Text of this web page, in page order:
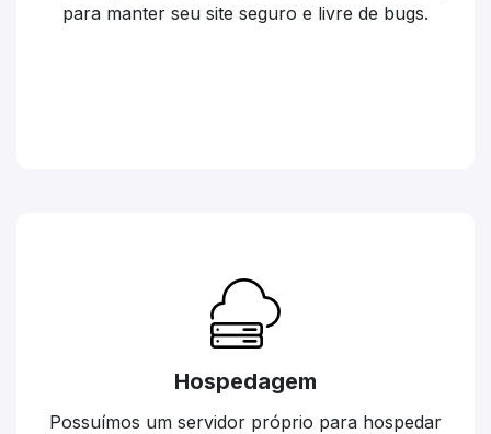
para manter seu site seguro e livre de bugs.
Hospedagem
Possuímos um servidor próprio para hospedar